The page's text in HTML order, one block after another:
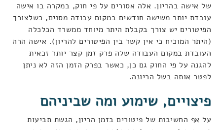
של אישה בהריון. אלה אסורים על פי חוק, במקרה בו אישה
עובדת יותר משישה חודשים במקום עבודה מסוים, כשלצורך
הפיטורים יש צורך בקבלת היתר מיוחד ממשרד הכלכלה
(היתר המוכיח כי אין קשר בין הפיטורים להריון). אישה הרה
העובדת במקום העבודה שלה פרק זמן קצר יותר זכאית
להגנה על פי החוק גם כן, כאשר בפרק הזמן הזה לא ניתן
לפטר אותה בשל הריונה.
פיצויים, שימוע ומה שביניהם
על אף החשיבות של פיטורים בזמן הריון, הגשת תביעות